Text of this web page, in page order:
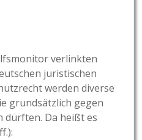
verlinkten
juristischen
werden diverse
grundsätzlich gegen
dürften. Da heißt es